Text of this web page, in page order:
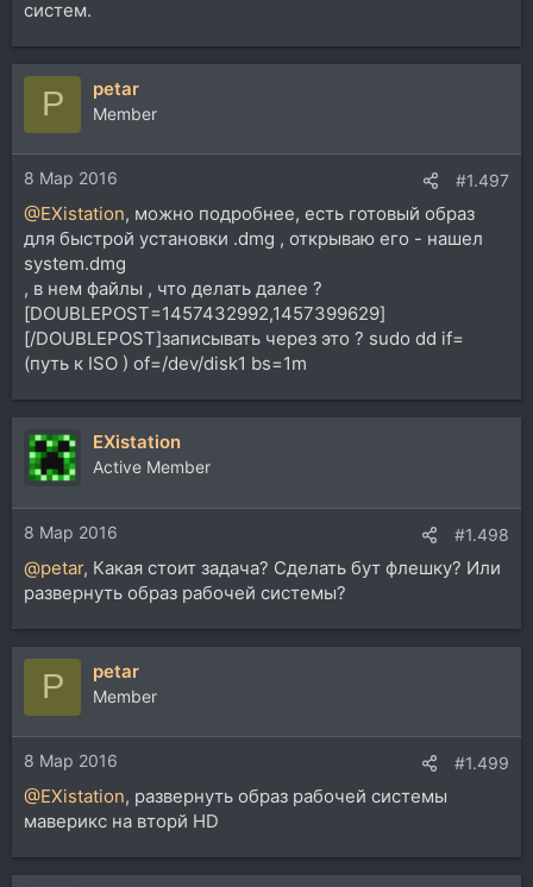
систем.
P petar
Member
8 Мар 2016 #1.497
@EXistation, можно подробнее, есть готовый образ
для быстрой установки .dmg , открываю его - нашел
system.dmg
, в нем файлы , что делать далее ?
[DOUBLEPOST=1457432992,1457399629]
[/DOUBLEPOST]записывать через это ? sudo dd if=
(путь к ISO ) of=/dev/disk1 bs=1m
EXistation
Active Member
8 Мар 2016 #1.498
@petar, Какая стоит задача? Сделать бут флешку? Или
развернуть образ рабочей системы?
P petar
Member
8 Мар 2016 #1.499
@EXistation, развернуть образ рабочей системы
маверикс на вторй HD